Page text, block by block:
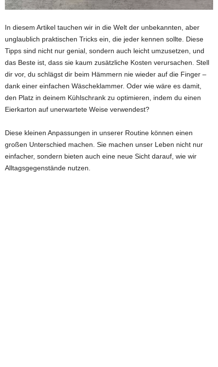
In diesem Artikel tauchen wir in die Welt der unbekannten, aber
unglaublich praktischen Tricks ein, die jeder kennen sollte. Diese
Tipps sind nicht nur genial, sondern auch leicht umzusetzen, und
das Beste ist, dass sie kaum zusätzliche Kosten verursachen. Stell
dir vor, du schlägst dir beim Hämmern nie wieder auf die Finger –
dank einer einfachen Wäscheklammer. Oder wie wäre es damit,
den Platz in deinem Kühlschrank zu optimieren, indem du einen
Eierkarton auf unerwartete Weise verwendest?
Diese kleinen Anpassungen in unserer Routine können einen
großen Unterschied machen. Sie machen unser Leben nicht nur
einfacher, sondern bieten auch eine neue Sicht darauf, wie wir
Alltagsgegenstände nutzen.